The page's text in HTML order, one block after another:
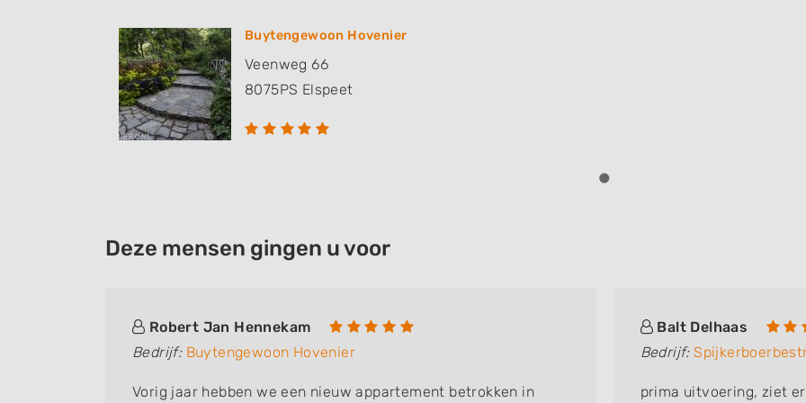
Buytengewoon Hovenier
Veenweg 66
8075PS Elspeet
Deze mensen gingen u voor
Robert Jan Hennekam
Bedrijf: Buytengewoon Hovenier
Vorig jaar hebben we een nieuw appartement betrokken in
Balt Delhaas
Bedrijf:
prima uitvoering, ziet